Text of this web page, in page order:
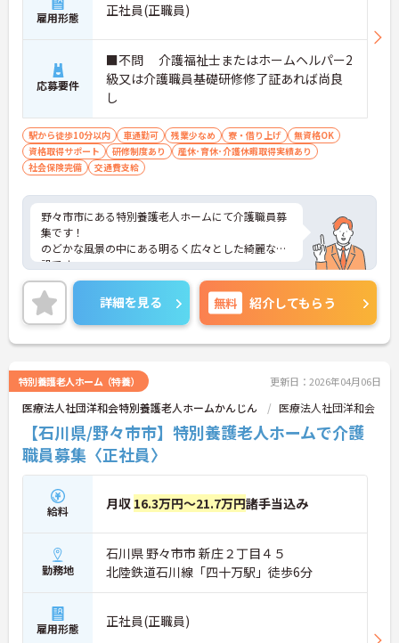
雇用形態 正社員(正職員)
応募要件
■不問 介護福祉士またはホームヘルパー2
級又は介護職員基礎研修修了証あれば尚良
し
駅から徒歩10分以内 車通勤可 残業少なめ 寮・借り上げ
無資格OK
資格取得サポート
研修制度あり
産休･育休･介護休暇取得実績あり
社会保険完備
交通費支給
野々市市にある特別養護老人ホームにて介護職員募
集です！
のどかな風景の中にある明るく広々とした綺麗な施
設です。
配置基準は満たしており、余剰採用の為の募集なの
で初めは必ず指導者がついて教えて頂けます。
また子育て支援には力を入れており、育休取得率は
100％です。またこども園も運営しており、子供を
預けながら働いていらっしゃるスタッフもいます。
い。面接対策など詳細をお伝えいたします！
詳細を見る 無料 紹介してもらう
特別養護老人ホーム（特養） 更新日：2026年04月06日
医療法人社団洋和会特別養護老人ホームかんじん 医療法人社団洋和会
【石川県/野々市市】特別養護老人ホームで介護
職員募集〈正社員〉
給料 月収 16.3万円～21.7万円諸手当込み
勤務地
石川県 野々市市 新庄２丁目４５
北陸鉄道石川線「四十万駅」徒歩6分
雇用形態 正社員(正職員)